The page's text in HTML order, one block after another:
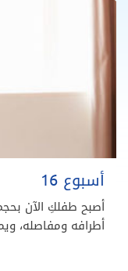
أسبوع 16
أصبح طفلكِ الآن
أطرافه ومفاصله،